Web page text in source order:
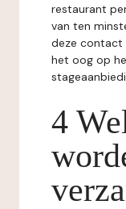
restaurant
van ten
deze contact
het oog op
4